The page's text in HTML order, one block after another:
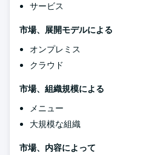
サービス
市場、展開モデルによる
オンプレミス
クラウド
市場、組織規模による
メニュー
大規模な組織
市場、内容によって